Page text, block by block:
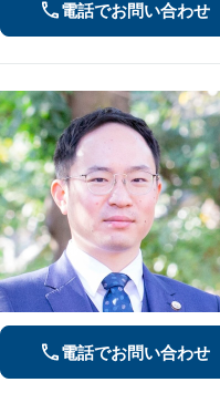
電話でお問い合わせ
電話でお問い合わせ